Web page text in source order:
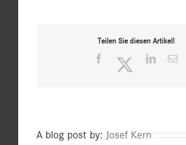
Teilen Sie diesen Artikel!
Facebook TwitterLinkedIn
E-
A blog post by: Josef Kern